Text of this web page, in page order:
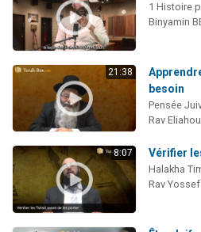
1 Histoire
Binyamin
21:38
besoin
Pensée
Rav
8:07 Vérifier
Halakha
Rav Yossef